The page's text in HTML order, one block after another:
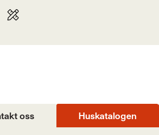
oss Huskatalogen